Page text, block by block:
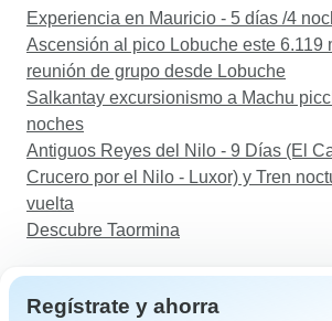
Experiencia en Mauricio - 5 días /4
Ascensión al pico Lobuche este 6.119
reunión de grupo desde Lobuche
Salkantay excursionismo a Machu
noches
Antiguos Reyes del Nilo - 9 Días (El
Crucero por el Nilo - Luxor) y Tren
vuelta
Descubre Taormina
Regístrate y ahorra